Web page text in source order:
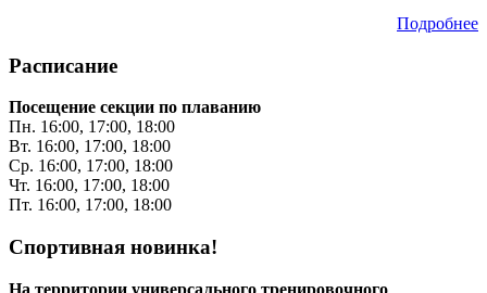
Подробнее
Расписание
Посещение секции по плаванию
Пн. 16:00, 17:00, 18:00
Вт. 16:00, 17:00, 18:00
Ср. 16:00, 17:00, 18:00
Чт. 16:00, 17:00, 18:00
Пт. 16:00, 17:00, 18:00
Спортивная новинка!
На территории универсального тренировочного